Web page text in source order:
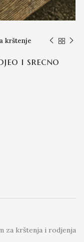
krštenje
i srecno
za krštenja i rodjenja